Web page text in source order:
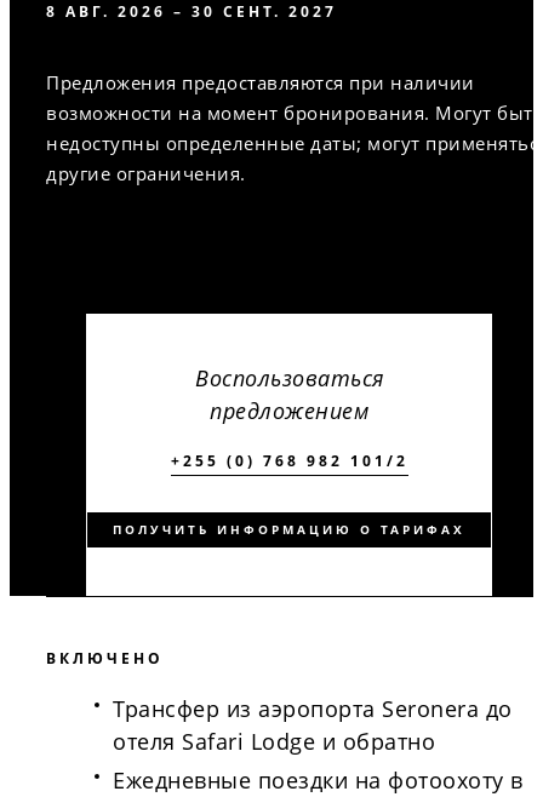
8 АВГ. 2026 – 30 СЕНТ. 2027
Предложения предоставляются при наличии
возможности на момент бронирования. Могут быть
недоступны определенные даты; могут
другие ограничения.
Воспользоваться
предложением
+255 (0) 768 982 101/2
ПОЛУЧИТЬ ИНФОРМАЦИЮ О ТАРИФАХ
ВКЛЮЧЕНО
Трансфер из аэропорта Seronera до
отеля Safari Lodge и обратно
Ежедневные поездки на фотоохоту в